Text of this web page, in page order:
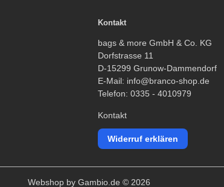
Kontakt
bags & more GmbH & Co. KG
Dorfstrasse 11
D-15299 Grunow-Dammendorf
E-Mail: info@branco-shop.de
Telefon: 0335 - 4010979
Kontakt
Widerruf erklären
Webshopby Gambio.de © 2026